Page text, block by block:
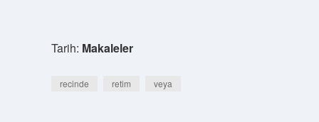
Tarih: Makaleler
recinde retim veya